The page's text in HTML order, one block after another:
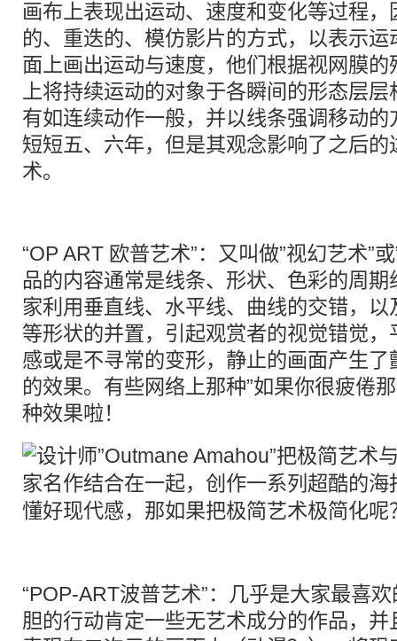
画布上表现出运动、速度和变化等过程
的、重迭的、模仿影片的方式，以表示
面上画出运动与速度，他们根据视网膜
上将持续运动的对象于各瞬间的形态层
有如连续动作一般，并以线条强调移动
短短五、六年，但是其观念影响了之后
术。
“OP ART 欧普艺术”：又叫做”视幻艺术”
品的内容通常是线条、形状、色彩的周
家利用垂直线、水平线、曲线的交错，
等形状的并置，引起观赏者的视觉错觉
感或是不寻常的变形，静止的画面产生
的效果。有些网络上那种”如果你很疲倦
种效果啦！
“POP-ART波普艺术”：几乎是大家最喜
胆的行动肯定一些无艺术成分的作品，